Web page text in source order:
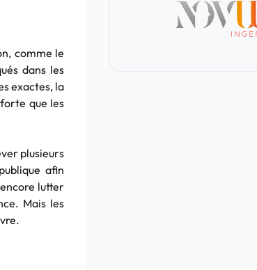
comme le
dans les
exactes, la
que les
plusieurs
afin
lutter
Mais les